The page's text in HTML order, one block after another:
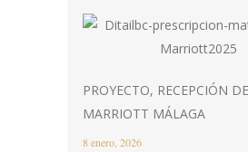
PROYECTO, RECEPCIÓN
MARRIOTT MÁLAGA
8 enero, 2026